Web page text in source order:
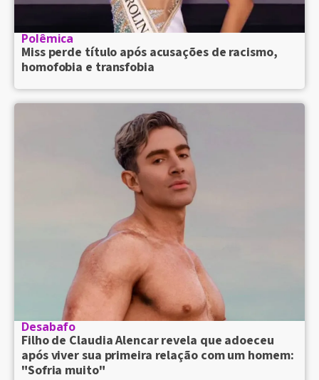
Polêmica
Miss perde título após acusações de racismo,
homofobia e transfobia
Desabafo
Filho de Claudia Alencar revela que adoeceu
após viver sua primeira relação com um homem:
"Sofria muito"